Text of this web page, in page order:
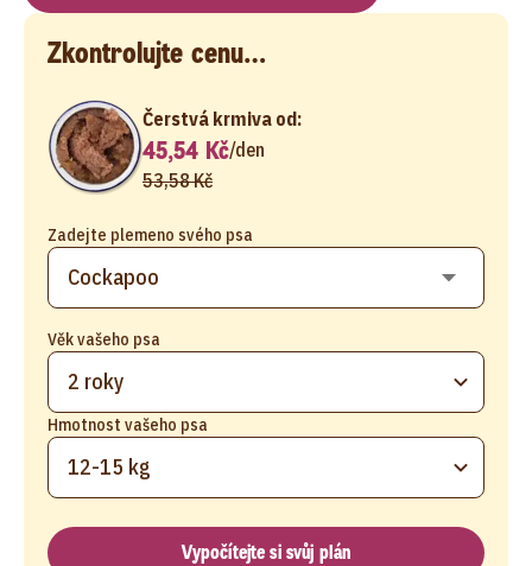
Zkontrolujte cenu…
Zadejte plemeno svého psa
Věk vašeho psa
2 roky
Hmotnost vašeho psa
12-15 kg
Čerstvá krmiva od:
45,54 Kč/den
53,58 Kč
Vypočítejte si svůj plán